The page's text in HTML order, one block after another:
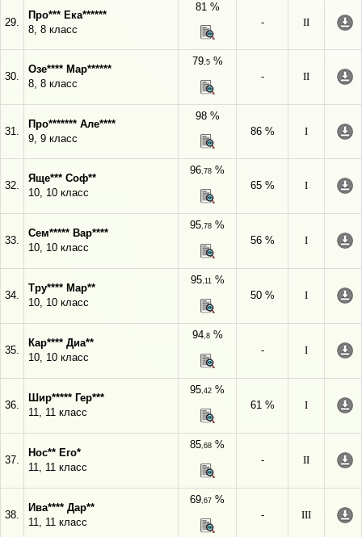
29.
Про*** Ека******
8, 8 класс
81 %
-
II
30.
Озе**** Мар******
8, 8 класс
79,5%
-
II
31.
Про******* Але****
9, 9 класс
98 %
86 %
I
32.
Яще*** Соф**
10, 10 класс
96,78 %
65 %
I
33.
Сем***** Вар****
10, 10 класс
95,78 %
56 %
I
34.
Тру**** Мар**
10, 10 класс
95,11%
50 %
I
35.
Кар**** Диа**
10, 10 класс
94,8%
-
I
36.
Шир***** Гер***
11, 11 класс
95,42 %
61 %
I
37.
Нос** Его*
11, 11 класс
85,68 %
-
II
38.
Ива**** Дар**
11, 11 класс
69,67 %
-
III